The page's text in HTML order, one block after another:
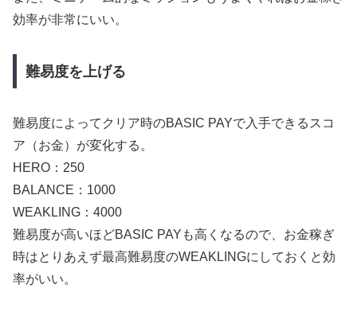
効率が非常にいい。
難易度を上げる
難易度によってクリア時のBASIC PAYで入手できるスコ
ア（お金）が変化する。
HERO：250
BALANCE：1000
WEAKLING：4000
難易度が高いほどBASIC PAYも高くなるので、お金稼ぎ
時はとりあえず最高難易度のWEAKLINGにしておくと効
率がいい。